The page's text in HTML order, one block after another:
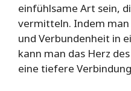
einfühlsame Art sein,
vermitteln. Indem
und Verbundenheit in
kann man das Herz
eine tiefere